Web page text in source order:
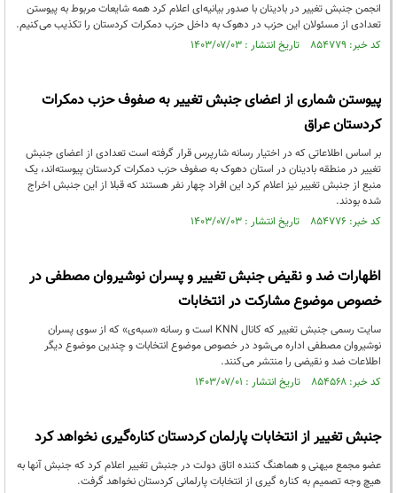
انجمن جنبش تغییر در بادینان با صدور بیانیه‌ای اعلام کرد همه شایعات مربوط به پیوستن
تعدادی از مسئولان این حزب در دهوک به داخل حزب دمکرات کردستان را تکذیب می‌کنیم.
کد خبر: ۸۵۴۷۷۹ تاریخ انتشار : ۱۴۰۳/۰۷/۰۳
پیوستن شماری از اعضای جنبش تغییر به صفوف حزب دمکرات
کردستان عراق
بر اساس اطلاعاتی که در اختیار رسانه شارپرس قرار گرفته است تعدادی از اعضای جنبش
تغییر در منطقه بادینان در استان دهوک به صفوف حزب دمکرات کردستان پیوسته‌اند، یک
منبع از جنبش تغییر نیز اعلام کرد این افراد چهار نفر هستند که قبلا از این جنبش اخراج
شده بودند.
کد خبر: ۸۵۴۷۷۶ تاریخ انتشار : ۱۴۰۳/۰۷/۰۳
اظهارات ضد و نقیض جنبش تغییر و پسران نوشیروان مصطفی در
خصوص موضوع مشارکت در انتخابات
سایت رسمی جنبش تغییر که کانال KNN است و رسانه «سبه‌ی» که از سوی پسران
نوشیروان مصطفی اداره می‌شود در خصوص موضوع انتخابات و چندین موضوع دیگر
اطلاعات ضد و نقیضی را منتشر می‌کنند.
کد خبر: ۸۵۴۵۶۸ تاریخ انتشار : ۱۴۰۳/۰۷/۰۱
جنبش تغییر از انتخابات پارلمان کردستان کناره‌گیری نخواهد کرد
عضو مجمع میهنی و هماهنگ کننده اتاق دولت در جنبش تغییر اعلام کرد که جنبش آنها به
هیچ وجه تصمیم به کناره گیری از انتخابات پارلمانی کردستان نخواهد گرفت.